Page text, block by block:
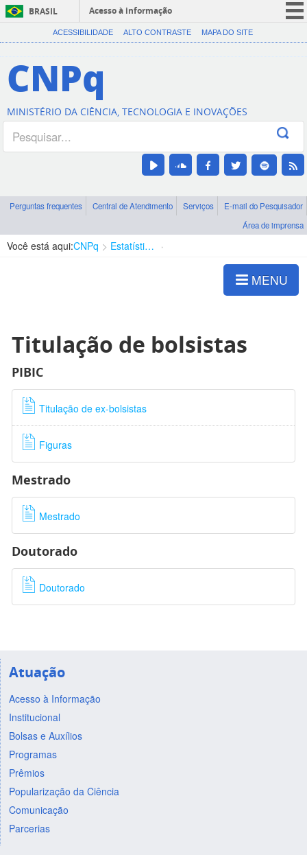
BRASIL
Acesso à informação
CORONAVÍRUS (COVID-19)
Canais
ACESSIBILIDADE ALTO CONTRASTE MAPA DO SITE
CNPq
MINISTÉRIO DA CIÊNCIA, TECNOLOGIA E INOVAÇÕES
Perguntas frequentes Central de Atendimento Serviços
E-mail do Pesquisador
Área de imprensa
Você está aqui:CNPq Estatísticas e Indicadores
MENU
Titulação de bolsistas
PIBIC
Titulação de ex-bolsistas
Figuras
Mestrado
Mestrado
Doutorado
Doutorado
Atuação
Acesso à Informação
Institucional
Bolsas e Auxílios
Programas
Prêmios
Popularização da Ciência
Comunicação
Parcerias